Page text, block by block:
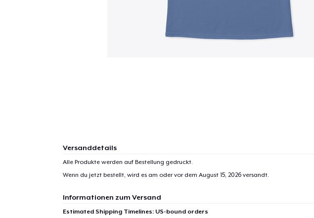
Versanddetails
Alle Produkte werden auf Bestellung gedruckt.
Wenn du jetzt bestellt, wird es am oder vor dem August 15, 2026versandt.
Informationen zum Versand
Estimated Shipping Timelines: US-bound orders